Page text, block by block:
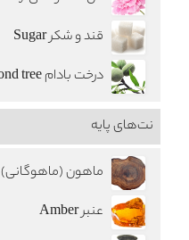
قند و شکر Sugar
درخت بادام Almond tree
نت‌های پایه
ماهون (ماهوگانی) Mahogany
عنبر Amber